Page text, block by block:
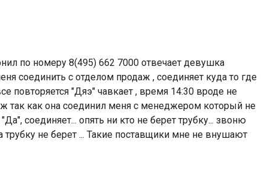
по номеру 8(495) 662 7000 отвечает девушка
соединить с отделом продаж , соединяет куда то где
повторяется "Дяэ" чавкает , время 14:30 вроде не
так как она соединил меня с менеджером который не
соединяет... опять ни кто не берет трубку... звоню
не берет ... Такие поставщики мне не внушают